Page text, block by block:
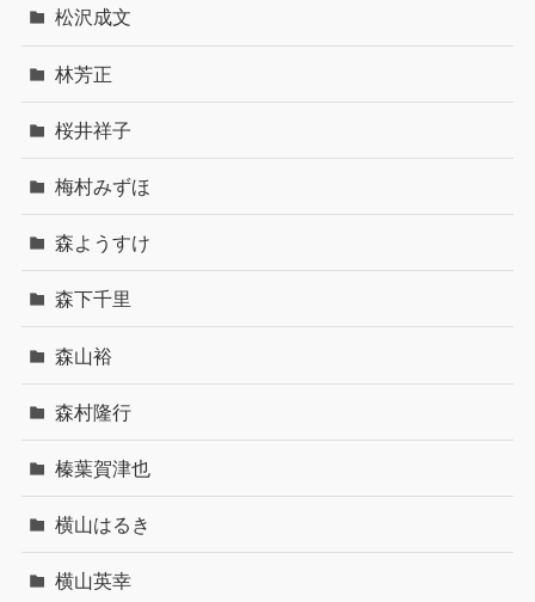
松沢成文
林芳正
桜井祥子
梅村みずほ
森ようすけ
森下千里
森山裕
森村隆行
榛葉賀津也
横山はるき
横山英幸